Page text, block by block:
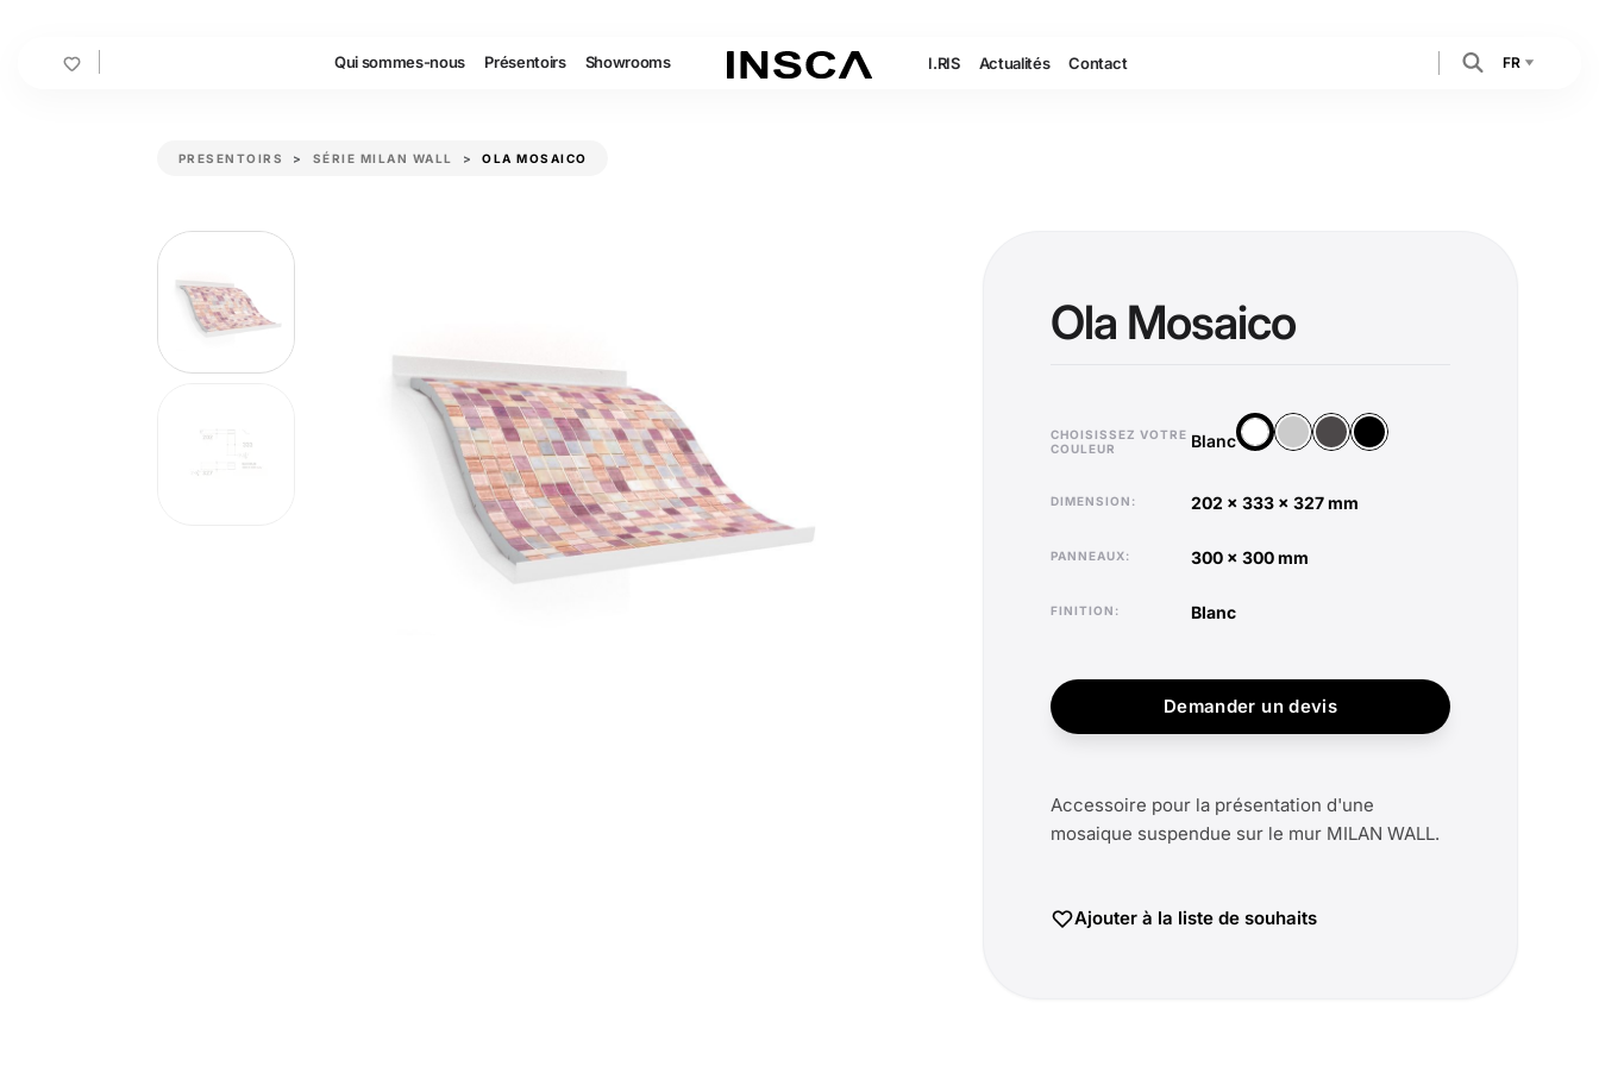
Cart Qui sommes-nous Présentoirs Showrooms I.RIS Actualités Contact FR
PRESENTOIRS SÉRIE MILAN WALL OLA MOSAICO
Ola Mosaico
CHOISISSEZ VOTRE
COULEUR
Blanc
BlancArgentAnthracite
Noir
DIMENSION 202 x 333 x 327 mm
PANNEAUX 300 x 300 mm
FINITION blanc
Demander un devis
Accessoire pour la présentation d'une
mosaique suspendue sur le mur MILAN WALL.
Ajouter à la liste de souhaits